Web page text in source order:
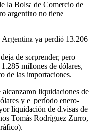
la Bolsa de Comercio de
argentino no tiene
ya perdió 13.206
de sorprender, pero
millones de dólares,
de las importaciones.
alcanzaron liquidaciones de
y el período enero-
liquidación de divisas de
Tomás Rodríguez Zurro,